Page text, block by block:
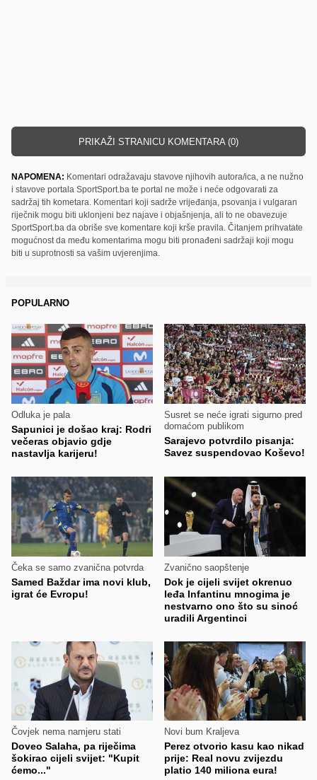
PRIKAŽI STRANICU KOMENTARA (0)
NAPOMENA: Komentari odražavaju stavove njihovih autora/ica, a ne nužno
i stavove portala SportSport.ba te portal ne može i neće odgovarati za
sadržaj tih kometara. Komentari koji sadrže vrijeđanja, psovanja i vulgaran
riječnik mogu biti uklonjeni bez najave i objašnjenja, ali to ne obavezuje
SportSport.ba da obriše sve komentare koji krše pravila. Čitanjem prihvatate
mogućnost da među komentarima mogu biti pronađeni sadržaji koji mogu
biti u suprotnosti sa vašim uvjerenjima.
POPULARNO
Odluka je pala
Sapunici je došao kraj: Rodri
večeras objavio gdje
nastavlja karijeru!
Susret se neće igrati sigurno pred
domaćom publikom
Sarajevo potvrdilo pisanja:
Savez suspendovao Koševo!
Čeka se samo zvanična potvrda
Samed Baždar ima novi klub,
igrat će Evropu!
Zvanično saopštenje
Dok je cijeli svijet okrenuo
leđa Infantinu mnogima je
nestvarno ono što su sinoć
uradili Argentinci
Čovjek nema namjeru stati
Doveo Salaha, pa riječima
šokirao cijeli svijet: "Kupit
ćemo..."
Novi bum Kraljeva
Perez otvorio kasu kao nikad
prije: Real novu zvijezdu
platio 140 miliona eura!